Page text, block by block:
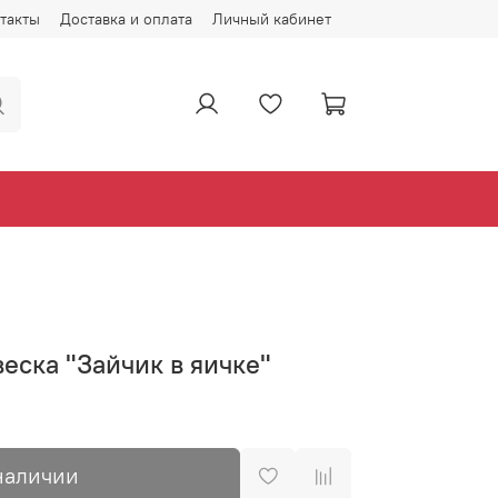
Доставка и оплата Личный кабинет
"Зайчик в яичке"